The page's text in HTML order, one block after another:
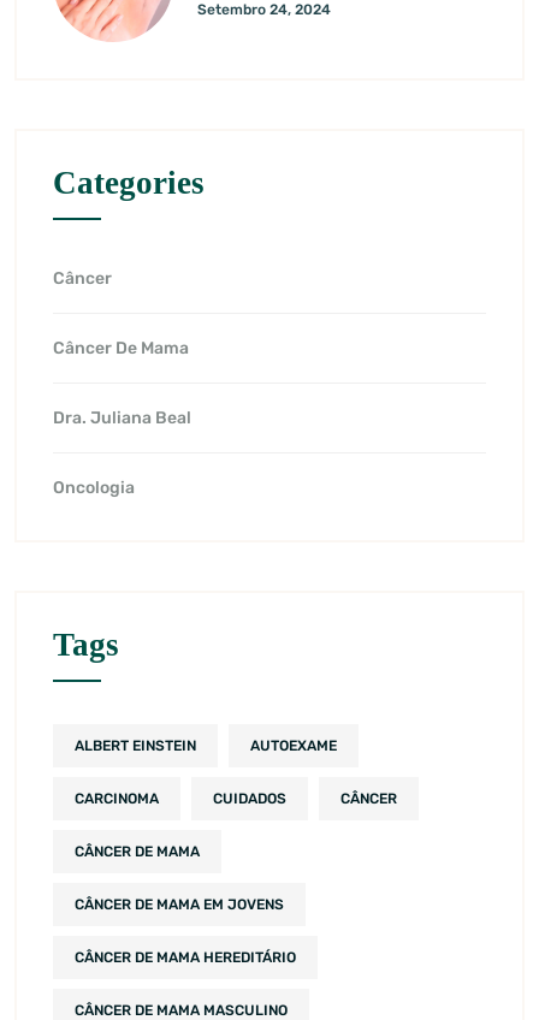
Setembro 24, 2024
Categories
Câncer
Câncer De Mama
Dra. Juliana Beal
Oncologia
Tags
ALBERT EINSTEIN AUTOEXAME
CARCINOMA CUIDADOS CÂNCER
CÂNCER DE MAMA
CÂNCER DE MAMA EM JOVENS
CÂNCER DE MAMA HEREDITÁRIO
CÂNCER DE MAMA MASCULINO